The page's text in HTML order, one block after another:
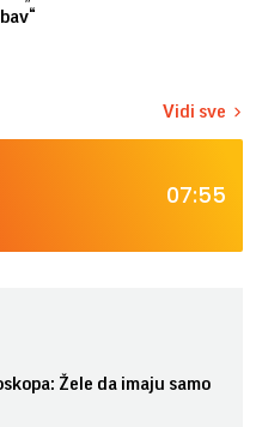
Vidi sve
07:55
Žele da imaju samo